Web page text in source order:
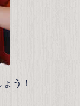
う！